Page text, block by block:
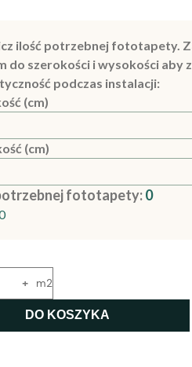
ilość potrzebnej fototapety.
do szerokości i wysokości aby
podczas instalacji:
(cm)
(cm)
fototapety:0
+ m2
DO KOSZYKA